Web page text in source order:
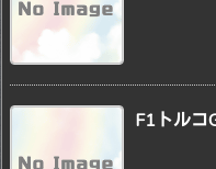
F1トルコ